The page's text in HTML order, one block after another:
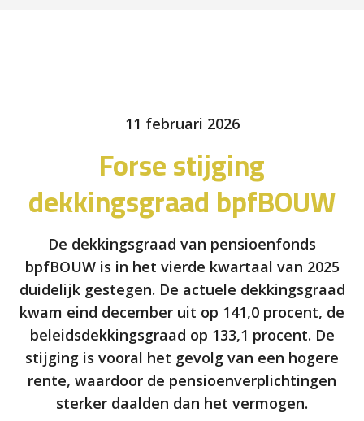
11 februari 2026
Forse stijging
dekkingsgraad bpfBOUW
De dekkingsgraad van pensioenfonds
bpfBOUW is in het vierde kwartaal van 2025
duidelijk gestegen. De actuele dekkingsgraad
kwam eind december uit op 141,0 procent, de
beleidsdekkingsgraad op 133,1 procent. De
stijging is vooral het gevolg van een hogere
rente, waardoor de pensioenverplichtingen
sterker daalden dan het vermogen.